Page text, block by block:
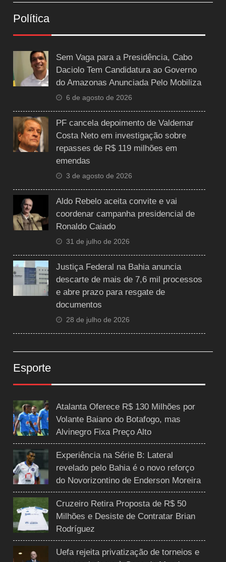
Política
Sem Vaga para a Presidência, Cabo
Daciolo Tem Candidatura ao Governo
do Amazonas Anunciada Pelo Mobiliza
6 de agosto de 2026
PF cancela depoimento de Valdemar
Costa Neto em investigação sobre
repasses de R$ 119 milhões em
emendas
3 de agosto de 2026
Aldo Rebelo aceita convite e vai
coordenar campanha presidencial de
Ronaldo Caiado
31 de julho de 2026
Justiça Federal na Bahia anuncia
descarte de mais de 7,6 mil processos
e abre prazo para resgate de
documentos
28 de julho de 2026
Esporte
Atalanta Oferece R$ 130 Milhões por
Volante Baiano do Botafogo, mas
Alvinegro Fixa Preço Alto
Experiência na Série B: Lateral
revelado pelo Bahia é o novo reforço
do Novorizontino de Enderson Moreira
Cruzeiro Retira Proposta de R$ 50
Milhões e Desiste de Contratar Brian
Rodríguez
Uefa rejeita privatização de torneios e